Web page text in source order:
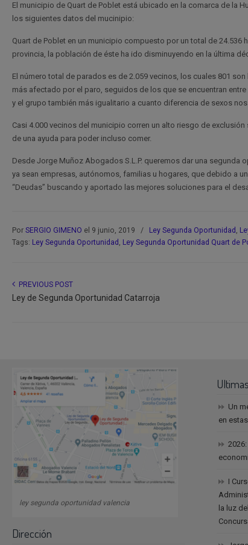
El municipio de Quart de Poblet está ubicado en la comarca de la
los siguientes datos del mucinipio:
Quart de Poblet en un municipio compuesto por un total de
provincia, la población de éste ha ido disminuyendo en la última
El número total de parados es de 2.059 vecinos, los cuales 801
más afectado por el paro, seguidos de los que se encuentran
y el grupo también más igualitario a cuanto diferencia de sexos
Casi 4.000 vecinos del municipio corren un alto riesgo de
de una ayuda para poder incluso comer.
Desde Jorge Muñoz Abogados S.L.P. queremos dar una
ya sean empresas, autónomos, familias u hogares, que debido a
“Deudas” buscando y aportado las mejores soluciones para el
Por SERGIO GIMENO el 9 junio, 2019 / Ley Segunda Oportunidad ,
Tags: Ley Segunda Oportunidad , Ley Segunda Oportunidad Quart de
PREVIOUS POST
Ley de Segunda Oportunidad Catarroja
ley segunda oportunidad valencia
Dirección
Un
en
I
la luz